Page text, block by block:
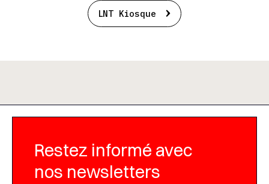
LNT Kiosque
Restez informé avec
nos newsletters